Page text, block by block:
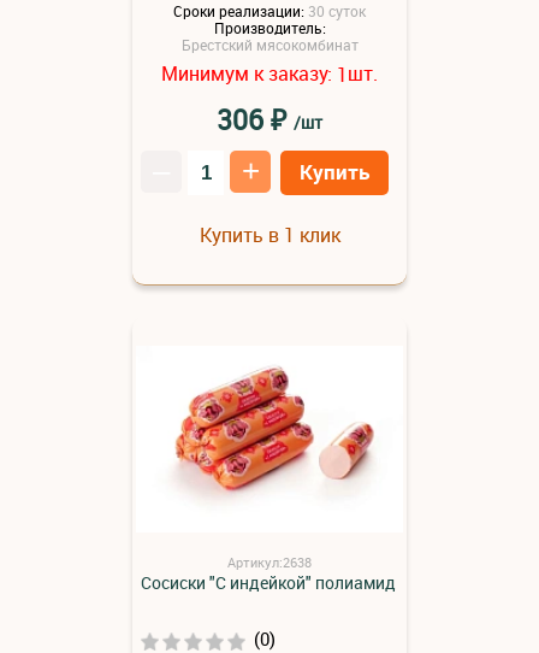
Сроки реализации: 30 суток
Производитель:
Брестский мясокомбинат
Минимум к заказу: 1шт.
306₽ /шт
+ Купить
Купить в 1 клик
Артикул:2638
Сосиски "С индейкой" полиамид
(0)